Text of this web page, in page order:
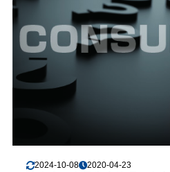
2024-10-08 2020-04-23